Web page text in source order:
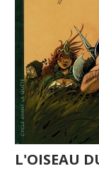
L'OISEAU